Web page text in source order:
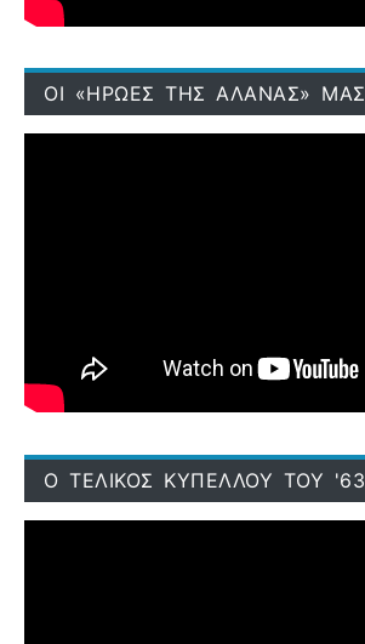
ΟΙ «ΗΡΩΕΣ ΤΗΣ ΑΛΑΝΑΣ» ΜΑΣ
Ο ΤΕΛΙΚΟΣ ΚΥΠΕΛΛΟΥ ΤΟΥ '63